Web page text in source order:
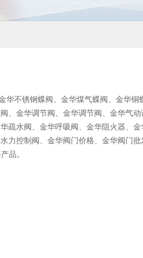
不锈钢蝶阀、金华煤气蝶阀、金华铜
、金华调节阀、金华调节阀、金华气
疏水阀、金华呼吸阀、金华阻火器、金
力控制阀、金华阀门价格、金华阀门
品。